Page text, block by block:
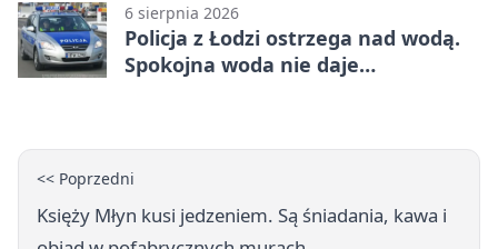
6 sierpnia 2026
Policja z Łodzi ostrzega nad wodą.
Spokojna woda nie daje
<< Poprzedni
Księży Młyn kusi jedzeniem. Są śniadania, kawa i